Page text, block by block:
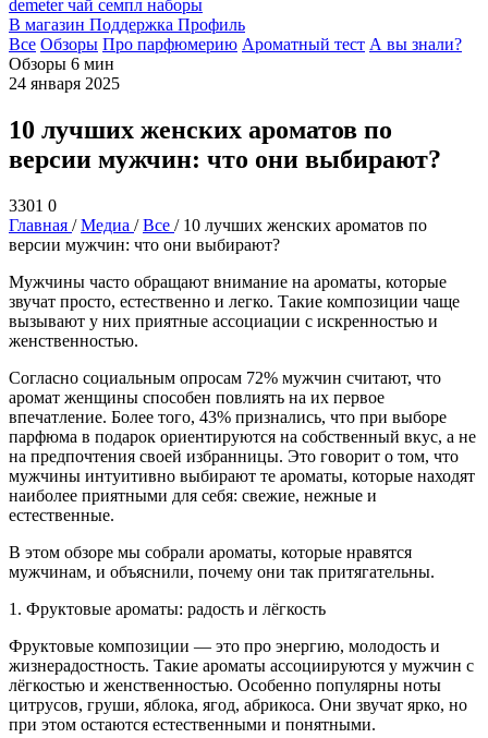
demeterчай семпл наборы
В магазин Поддержка Профиль
Все Обзоры Про парфюмерию Ароматный тест А вы знали?
Обзоры 6 мин
24 января 2025
10 лучших женских ароматов по
версии мужчин: что они выбирают?
3301 0
Главная /Медиа /Все / 10 лучших женских ароматов по
версии мужчин: что они выбирают?
Мужчины часто обращают внимание на ароматы, которые
звучат просто, естественно и легко. Такие композиции чаще
вызывают у них приятные ассоциации с искренностью и
женственностью.
Согласно социальным опросам 72% мужчин считают, что
аромат женщины способен повлиять на их первое
впечатление. Более того, 43% признались, что при выборе
парфюма в подарок ориентируются на собственный вкус, а не
на предпочтения своей избранницы. Это говорит о том, что
мужчины интуитивно выбирают те ароматы, которые находят
наиболее приятными для себя: свежие, нежные и
естественные.
В этом обзоре мы собрали ароматы, которые нравятся
мужчинам, и объяснили, почему они так притягательны.
1. Фруктовые ароматы: радость и лёгкость
Фруктовые композиции — это про энергию, молодость и
жизнерадостность. Такие ароматы ассоциируются у мужчин с
лёгкостью и женственностью. Особенно популярны ноты
цитрусов, груши, яблока, ягод, абрикоса. Они звучат ярко, но
при этом остаются естественными и понятными.